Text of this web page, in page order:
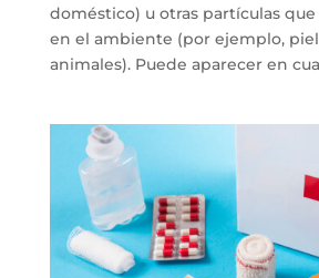
doméstico) u otras partículas
en el ambiente (por ejemplo,
animales). Puede aparecer en